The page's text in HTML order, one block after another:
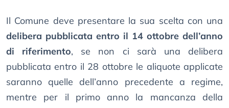
Il Comune deve presentare la sua scelta con una
delibera pubblicata entro il 14 ottobre dell’anno
di riferimento, se non ci sarà una delibera
pubblicata entro il 28 ottobre le aliquote applicate
saranno quelle dell’anno precedente a regime,
mentre per il primo anno la mancanza della